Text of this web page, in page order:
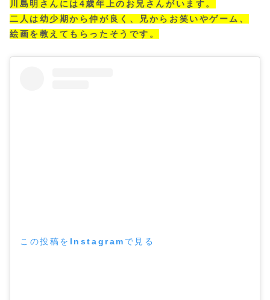
川島明さんには4歳年上のお兄さんがいます。
二人は幼少期から仲が良く、兄からお笑いやゲーム、
絵画を教えてもらったそうです。
この投稿をInstagramで見る